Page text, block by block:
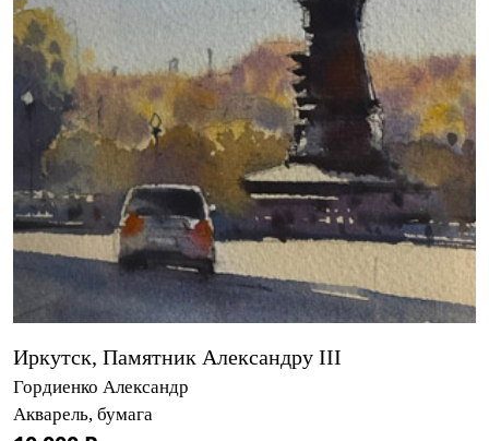
Иркутск, Памятник Александру III
Гордиенко Александр
Акварель, бумага